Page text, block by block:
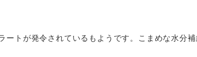
ートが発令されているもようです。こまめな水分